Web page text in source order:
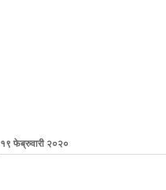
१९ फेब्रुवारी २०२०